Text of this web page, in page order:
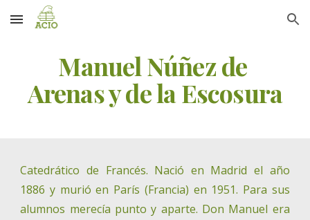
Skip to main content Skip to navigation
Manuel Núñez de
Arenas y de la Escosura
Catedrático de Francés. Nació en Madrid el año
1886 y murió en París (Francia) en 1951. Para sus
alumnos merecía punto y aparte. Don Manuel era